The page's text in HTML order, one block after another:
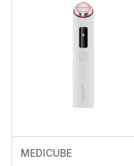
MEDICUBE